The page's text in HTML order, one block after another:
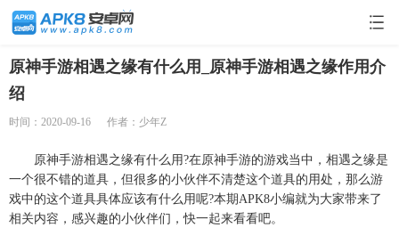
原神手游相遇之缘有什么用_原神手游相遇之缘作用介
绍
时间：2020-09-16 作者：少年Z
原神手游相遇之缘有什么用?在原神手游的游戏当中，相遇之缘是
一个很不错的道具，但很多的小伙伴不清楚这个道具的用处，那么游
戏中的这个道具具体应该有什么用呢?本期APK8小编就为大家带来了
相关内容，感兴趣的小伙伴们，快一起来看看吧。